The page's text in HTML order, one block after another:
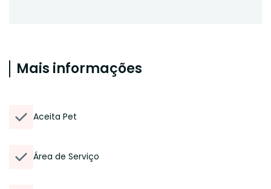
Mais informações
Aceita Pet
Área de Serviço